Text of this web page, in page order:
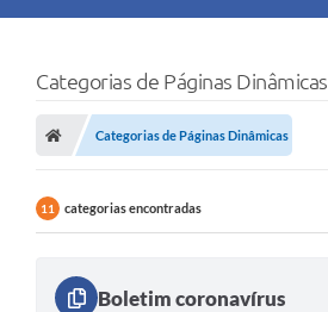
Categorias de Páginas Dinâmicas
Categorias de Páginas Dinâmicas
11 categorias encontradas
Boletim coronavírus